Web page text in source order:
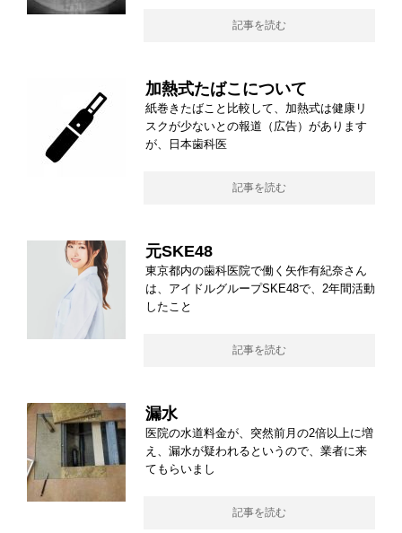
記事を読む
加熱式たばこについて
紙巻きたばこと比較して、加熱式は健康リ
スクが少ないとの報道（広告）があります
が、日本歯科医
記事を読む
元SKE48
東京都内の歯科医院で働く矢作有紀奈さん
は、アイドルグループSKE48で、2年間活動
したこと
記事を読む
漏水
医院の水道料金が、突然前月の2倍以上に増
え、漏水が疑われるというので、業者に来
てもらいまし
記事を読む